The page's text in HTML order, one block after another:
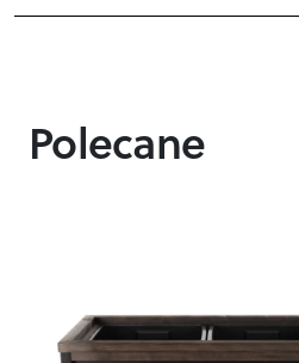
Polecane